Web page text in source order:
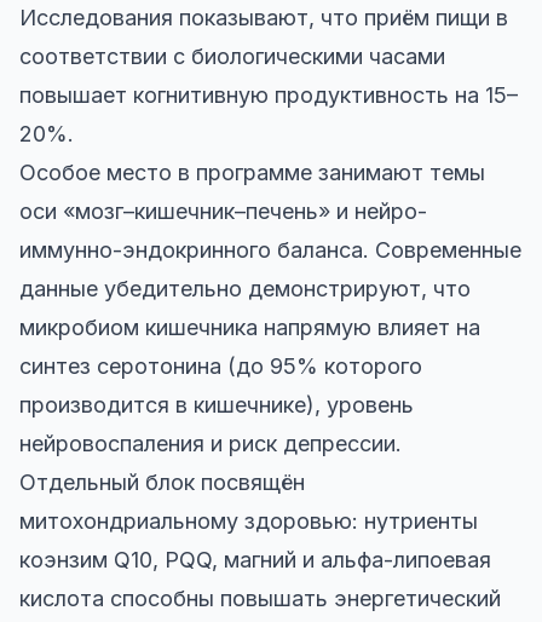
Исследования показывают, что приём пищи в
соответствии с биологическими часами
повышает когнитивную продуктивность на 15–
20%.
Особое место в программе занимают темы
оси «мозг–кишечник–печень» и нейро-
иммунно-эндокринного баланса. Современные
данные убедительно демонстрируют, что
микробиом кишечника напрямую влияет на
синтез серотонина (до 95% которого
производится в кишечнике), уровень
нейровоспаления и риск депрессии.
Отдельный блок посвящён
митохондриальному здоровью: нутриенты
коэнзим Q10, PQQ, магний и альфа-липоевая
кислота способны повышать энергетический